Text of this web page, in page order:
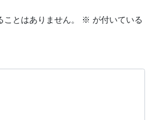
とはありません。 ※ が付いている